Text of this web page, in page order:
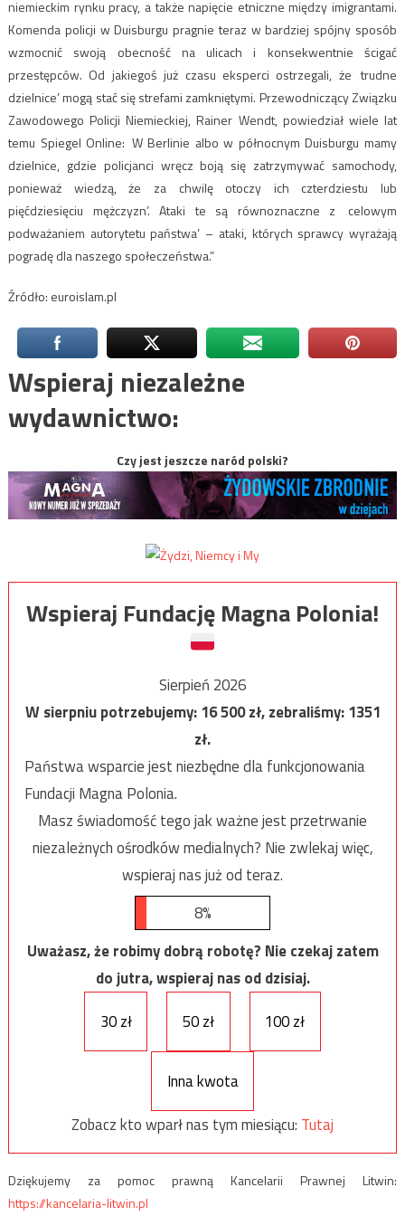
niemieckim rynku pracy, a także napięcie etniczne między imigrantami.
Komenda policji w Duisburgu pragnie teraz w bardziej spójny sposób
wzmocnić swoją obecność na ulicach i konsekwentnie ścigać
przestępców. Od jakiegoś już czasu eksperci ostrzegali, że ‚trudne
dzielnice’ mogą stać się strefami zamkniętymi. Przewodniczący Związku
Zawodowego Policji Niemieckiej, Rainer Wendt, powiedział wiele lat
temu Spiegel Online: ‚W Berlinie albo w północnym Duisburgu mamy
dzielnice, gdzie policjanci wręcz boją się zatrzymywać samochody,
ponieważ wiedzą, że za chwilę otoczy ich czterdziestu lub
pięćdziesięciu mężczyzn’. Ataki te są równoznaczne z ‚celowym
podważaniem autorytetu państwa’ – ataki, których sprawcy wyrażają
pogradę dla naszego społeczeństwa.”
Źródło: euroislam.pl
Wspieraj niezależne
wydawnictwo:
Czy jest jeszcze naród polski?
Wspieraj Fundację Magna Polonia!
Sierpień 2026
W sierpniu potrzebujemy:16 500zł, zebraliśmy:1351
zł.
Państwa wsparcie jest niezbędne dla funkcjonowania
Fundacji Magna Polonia.
Masz świadomość tego jak ważne jest przetrwanie
niezależnych ośrodków medialnych? Nie zwlekaj więc,
wspieraj nas już od teraz.
8%
Uważasz, że robimy dobrą robotę? Nie czekaj zatem
do jutra, wspieraj nas od dzisiaj.
30 zł
50 zł 100 zł
Inna kwota
Zobacz kto wparł nas tym miesiącu: Tutaj
Dziękujemy za pomoc prawną Kancelarii Prawnej Litwin:
https://kancelaria-litwin.pl